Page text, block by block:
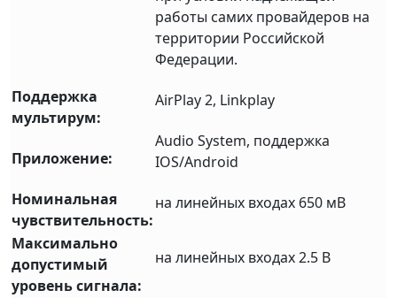
работы самих провайдеров на
территории Российской
Федерации.
Поддержка
мультирум:
AirPlay 2, Linkplay
Приложение:
Audio System, поддержка
IOS/Android
Номинальная
чувствительность:
на линейных входах 650 мВ
Максимально
допустимый
уровень сигнала:
на линейных входах 2.5 В